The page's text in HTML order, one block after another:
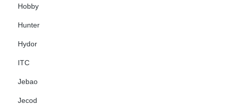
Hobby
Hunter
Hydor
ITC
Jebao
Jecod